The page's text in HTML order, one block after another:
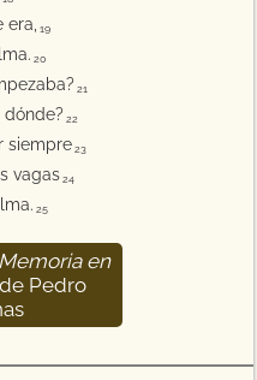
19
20
21
dónde? 22
siempre 23
vagas 24
25
en
Pedro